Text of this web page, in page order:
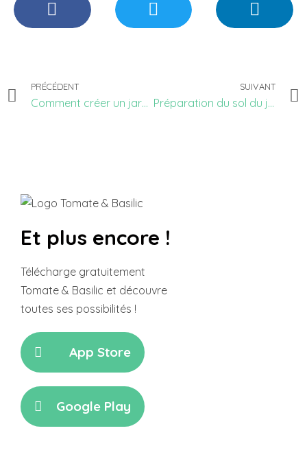
PRÉCÉDENT
Comment créer un jardin sur Tomate & Basilic
SUIVANT
Préparation du sol du jardin ou du potager en permaculture
Et plus encore !
Télécharge gratuitement
Tomate & Basilic et découvre
toutes ses possibilités !
App Store
Google Play